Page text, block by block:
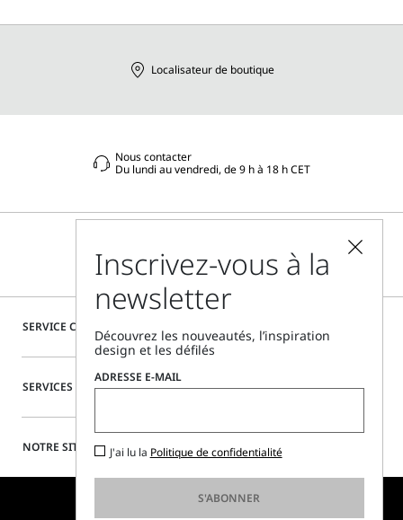
SERVICE CLIENTÈLE
SERVICES SPÉCIAUX
NOTRE SITE
Localisateur de boutique
Nous contacter
Du lundi au vendredi, de 9 h à 18 h CET
Inscrivez-vous à la
newsletter
Découvrez les nouveautés, l’inspiration
design et les défilés
ADRESSE E-MAIL
J'ai lu la Politique de confidentialité
S'ABONNER